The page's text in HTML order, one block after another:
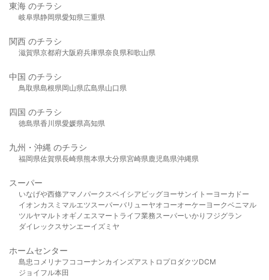
東海 のチラシ
岐阜県静岡県愛知県三重県
関西 のチラシ
滋賀県京都府大阪府兵庫県奈良県和歌山県
中国 のチラシ
鳥取県島根県岡山県広島県山口県
四国 のチラシ
徳島県香川県愛媛県高知県
九州・沖縄 のチラシ
福岡県佐賀県長崎県熊本県大分県宮崎県鹿児島県沖縄県
スーパー
いなげや西條アマノパークスベイシア ビッグヨーサンイトーヨーカドー
イオンカスミ マルエツスーパーバリューヤオコーオーケー ヨークベニマル
ツルヤマルト オギノ エスマート ライフ業務スーパーいかり フジグラン
ダイレックスサンエーイズミヤ
ホームセンター
島忠 コメリ ナフコ コーナンカインズアストロプロダクツDCM
ジョイフル本田